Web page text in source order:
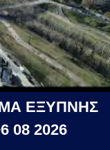
ΕΞΥΠΝΗΣ
08 2026